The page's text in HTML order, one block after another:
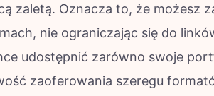
zaletą. Oznacza to, że możesz
nie ograniczając się do
udostępnić zarówno swoje
zaoferowania szeregu